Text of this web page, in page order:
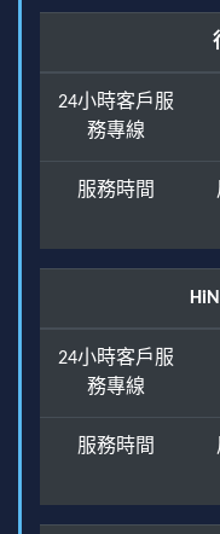
24小時客戶服
務專線
服務時間
24小時客戶服
務專線
服務時間